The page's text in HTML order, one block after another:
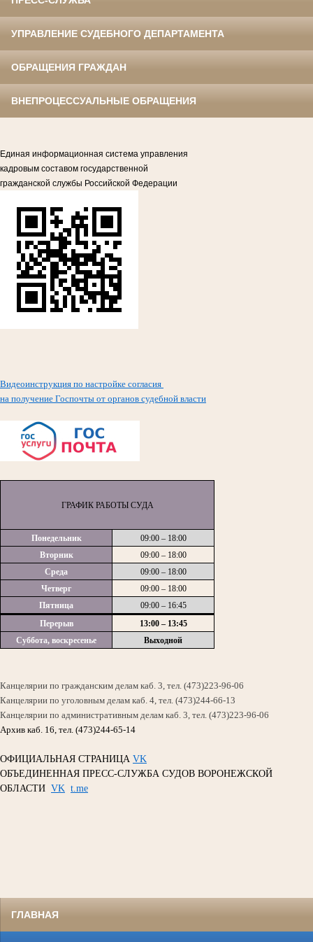
УПРАВЛЕНИЕ СУДЕБНОГО ДЕПАРТАМЕНТА
ОБРАЩЕНИЯ ГРАЖДАН
ВНЕПРОЦЕССУАЛЬНЫЕ ОБРАЩЕНИЯ
Единая информационная система управления
кадровым составом государственной
гражданской службы Российской Федерации
Видеоинструкция по настройке согласия
на получение Госпочты от органов судебной власти
ГРАФИК РАБОТЫ СУДА
Понедельник
09:00 – 18:00
Вторник
09:00 – 18:00
Среда
09:00 – 18:00
Четверг
09:00 – 18:00
Пятница
09:00 – 16:45
Перерыв
13:00 – 13:45
Суббота, воскресенье
Выходной
Канцелярии по гражданским делам каб. 3, тел. (473)223-96-06
Канцелярии по уголовным делам каб. 4, тел. (473)244-66-13
Канцелярии по административным делам каб. 3, тел. (473)223-96-06
Архив каб. 16, тел. (473)244-65-14
ОФИЦИАЛЬНАЯ СТРАНИЦА VK
ОБЪЕДИНЕННАЯ ПРЕСС-СЛУЖБА СУДОВ ВОРОНЕЖСКОЙ
ОБЛАСТИ VK t.me
ГЛАВНАЯ